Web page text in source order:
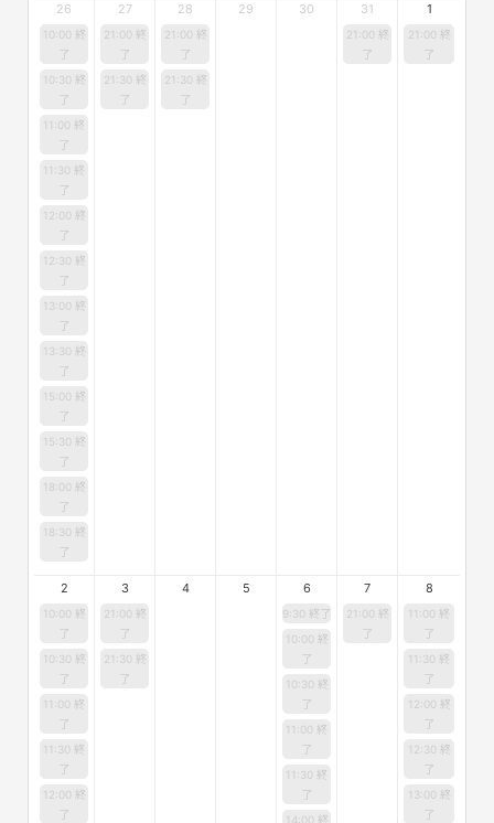
26
10:00 終
了
10:30 終
了
11:00 終
了
11:30 終
了
12:00 終
了
12:30 終
了
13:00 終
了
13:30 終
了
15:00 終
了
15:30 終
了
18:00 終
了
18:30 終
了
27
21:00 終
了
21:30 終
了
28
21:00 終
了
21:30 終
了
29 30 31
21:00 終
了
1
21:00 終
了
2
10:00 終
了
10:30 終
了
11:00 終
了
11:30 終
了
12:00 終
了
3
21:00 終
了
21:30 終
了
4 5 6
9:30 終了
10:00 終
了
10:30 終
了
11:00 終
了
11:30 終
了
14:00 終
7
21:00 終
了
8
11:00 終
了
11:30 終
了
12:00 終
了
12:30 終
了
13:00 終
了